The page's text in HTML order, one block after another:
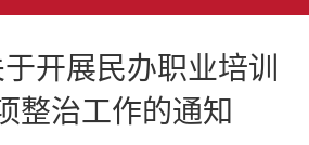
于开展民办职业培训
整治工作的通知